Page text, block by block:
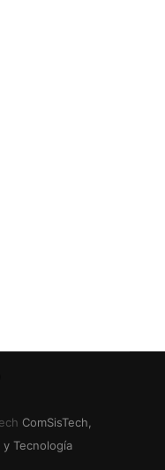
ComSisTech,
Tecnología